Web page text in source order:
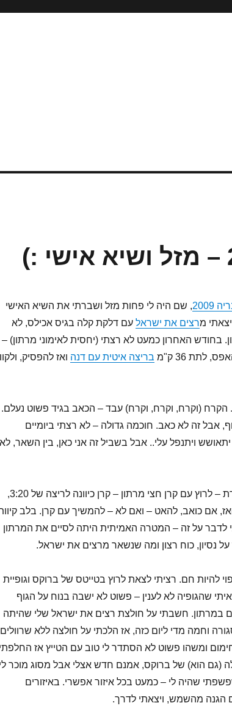
, שם היה לי פחות מזל ושברתי את השיא האישי
מרצים את ישראלעם דלקת קלה בגיס אכילס, לא
בחודש האחרון כמעט לא רצתי (יחסית לאימוני מרתון) –
לתת 36 ק"מ
בריצה איטית עם דנה ואז להפסיק,
הקרח (וקרח, וקרח, וקרח) עבד – הכאב בגיד פשוט נעלם.
אבל זה לא כאב. חוכמה גדולה – לא רצתי ביומיים
ויתנפל עלי.. אבל בשביל זה אני כאן, בין השאר,
אז החלטתי על אסטרטגיה אחרת – לרוץ עם קרן חצי מרתון – קרן כיוונה לריצה של 3:20,
אם כואב, להאט – ואם לא – להמשיך עם קרן. בלב
לדבר על זה – המטרה האמיתית היתה לסיים את המרתון
נסיון, כוח רצון ומה שנשאר מרצים את ישראל.
להיות חם. רציתי לצאת לרוץ בטייטס של ברוקס וגופיית
שהגופיה לא לענין – פשוט לא ישבה בנוח על הגוף
במרתון. חשבתי על חולצת רצים את ישראל שלי שהיתה
וחמה מדי ליום כזה, אז הלכתי על חולצה ללא שרוולים
ומשהו פשוט לא הסתדר לי טוב עם הטייץ אז
(גם הוא) של ברוקס, אמנם חדש אצלי אבל מסוג מוכר
שהיה לי – כמעט בכל איזור אפשרי. באיזורים
הגנה מהשמש, ויצאתי לדרך.